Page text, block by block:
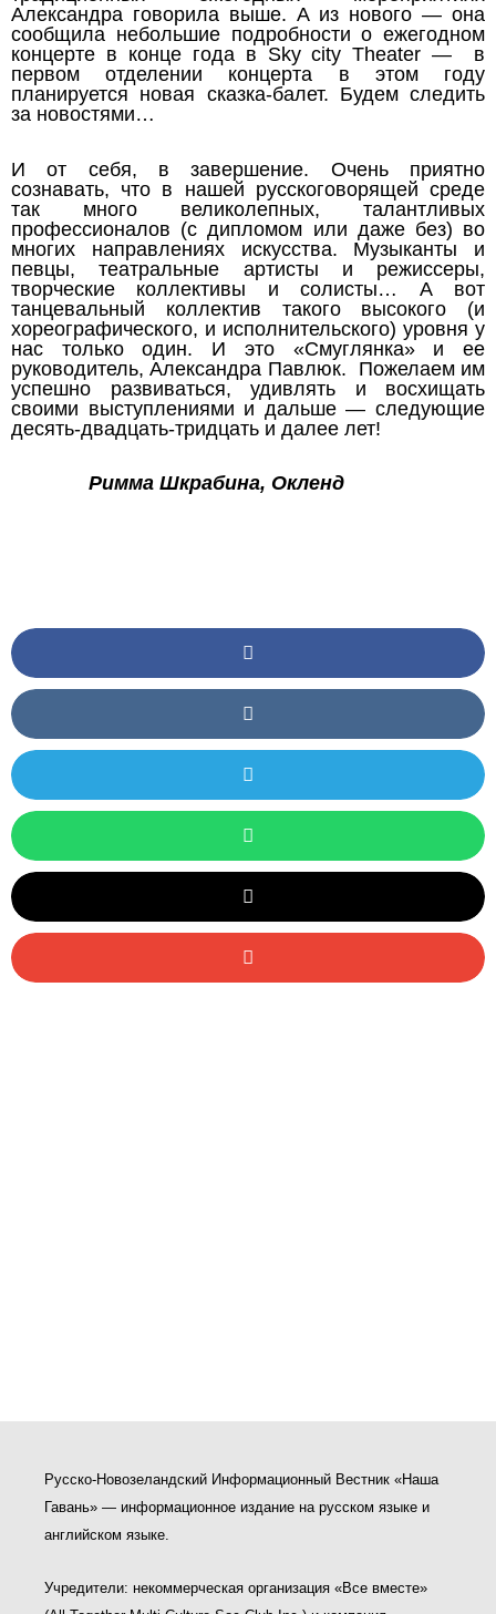
Александра говорила выше. А из нового — она
сообщила небольшие подробности о ежегодном
концерте в конце года в Sky city Theater — в
первом отделении концерта в этом году
планируется новая сказка-балет. Будем следить
за новостями…
И от себя, в завершение. Очень приятно
сознавать, что в нашей русскоговорящей среде
так много великолепных, талантливых
профессионалов (с дипломом или даже без) во
многих направлениях искусства. Музыканты и
певцы, театральные артисты и режиссеры,
творческие коллективы и солисты… А вот
танцевальный коллектив такого высокого (и
хореографического, и исполнительского) уровня у
нас только один. И это «Смуглянка» и ее
руководитель, Александра Павлюк. Пожелаем им
успешно развиваться, удивлять и восхищать
своими выступлениями и дальше — следующие
десять-двадцать-тридцать и далее лет!
Римма Шкрабина, Окленд
Русско-Новозеландский Информационный Вестник «Наша
Гавань» — информационное издание на русском языке и
английском языке.
Учредители: некоммерческая организация «Все вместе»